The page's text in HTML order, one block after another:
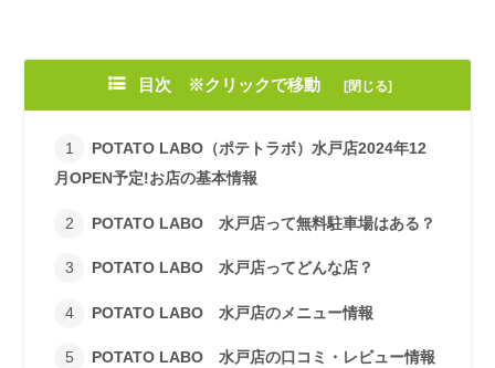
目次 ※クリックで移動
POTATO LABO（ポテトラボ）水戸店2024年12
月OPEN予定!お店の基本情報
POTATO LABO 水戸店って無料駐車場はある？
POTATO LABO 水戸店ってどんな店？
POTATO LABO 水戸店のメニュー情報
POTATO LABO 水戸店の口コミ・レビュー情報